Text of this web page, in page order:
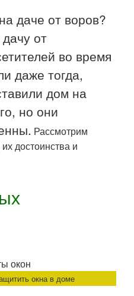
даче от воров?
от
во время
даже тогда,
дом на
но они
Рассмотрим
достоинства и
окна в доме